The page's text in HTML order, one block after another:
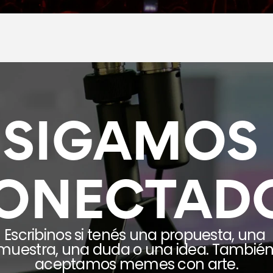
SIGAMOS
Escribinos si tenés una propuesta, una
una duda o una idea.
aceptamos memes con arte.